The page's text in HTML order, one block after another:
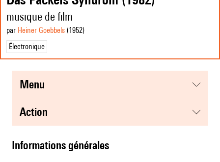
musique de film
par Heiner Goebbels (1952)
Électronique
menu
action
informations générales